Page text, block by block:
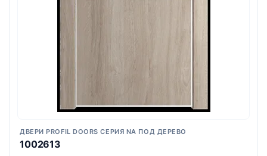
ДВЕРИ PROFIL DOORS СЕРИЯ NA ПОД ДЕРЕВО
1002613